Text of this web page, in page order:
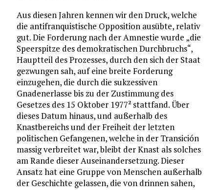
Aus diesen Jahren kennen wir den Druck, welche
die antifranquistische Opposition ausübte, relativ
gut. Die Forderung nach der Amnestie wurde „die
Speerspitze des demokratischen Durchbruchs“,
Hauptteil des Prozesses, durch den sich der Staat
gezwungen sah, auf eine breite Forderung
einzugehen, die durch die sukzessiven
Gnadenerlasse bis zu der Zustimmung des
Gesetzes des 15 Oktober 19772stattfand. Über
dieses Datum hinaus, und außerhalb des
Knastbereichs und der Freiheit der letzten
politischen Gefangenen, welche in der Transición
massig verbreitet war, bleibt der Knast als solches
am Rande dieser Auseinandersetzung. Dieser
Ansatz hat eine Gruppe von Menschen außerhalb
der Geschichte gelassen, die von drinnen sahen,